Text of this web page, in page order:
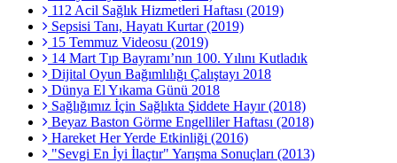
112 Acil Sağlık Hizmetleri Haftası (2019)
Sepsisi Tanı, Hayatı Kurtar (2019)
15 Temmuz Videosu (2019)
14 Mart Tıp Bayramı’nın 100. Yılını Kutladık
Dijital Oyun Bağımlılığı Çalıştayı 2018
Dünya El Yıkama Günü 2018
Sağlığımız İçin Sağlıkta Şiddete Hayır (2018)
Beyaz Baston Görme Engelliler Haftası (2018)
Hareket Her Yerde Etkinliği (2016)
"Sevgi En İyi İlaçtır" Yarışma Sonuçları (2013)